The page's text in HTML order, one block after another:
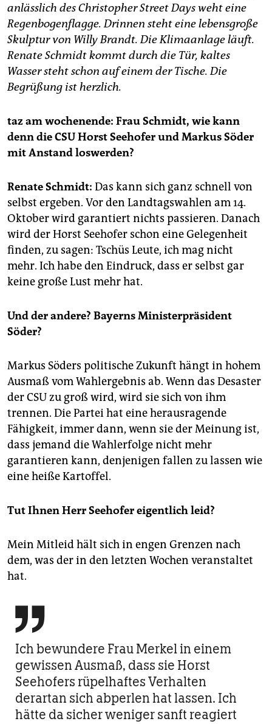
genossenschaft
epaper login
anlässlich des Christopher Street Days weht eine
Regenbogenflagge. Drinnen steht eine lebensgroße
Skulptur von Willy Brandt. Die Klimaanlage läuft.
Renate Schmidt kommt durch die Tür, kaltes
Wasser steht schon auf einem der Tische. Die
Begrüßung ist herzlich.
taz am wochenende: Frau Schmidt, wie kann
denn die CSU Horst Seehofer und Markus Söder
mit Anstand loswerden?
Renate Schmidt: Das kann sich ganz schnell von
selbst ergeben. Vor den Landtagswahlen am 14.
Oktober wird garantiert nichts passieren. Danach
wird der Horst Seehofer schon eine Gelegenheit
finden, zu sagen: Tschüs Leute, ich mag nicht
mehr. Ich habe den Eindruck, dass er selbst gar
keine große Lust mehr hat.
Und der andere? Bayerns Ministerpräsident
Söder?
Markus Söders politische Zukunft hängt in hohem
Ausmaß vom Wahlergebnis ab. Wenn das Desaster
der CSU zu groß wird, wird sie sich von ihm
trennen. Die Partei hat eine herausragende
Fähigkeit, immer dann, wenn sie der Meinung ist,
dass jemand die Wahlerfolge nicht mehr
garantieren kann, denjenigen fallen zu lassen wie
eine heiße Kartoffel.
Tut Ihnen Herr Seehofer eigentlich leid?
Mein Mitleid hält sich in engen Grenzen nach
dem, was der in den letzten Wochen veranstaltet
hat.

Ich bewundere Frau Merkel in einem
gewissen Ausmaß, dass sie Horst
Seehofers rüpelhaftes Verhalten
derartan sich abperlen hat lassen. Ich
hätte da sicher weniger sanft reagiert